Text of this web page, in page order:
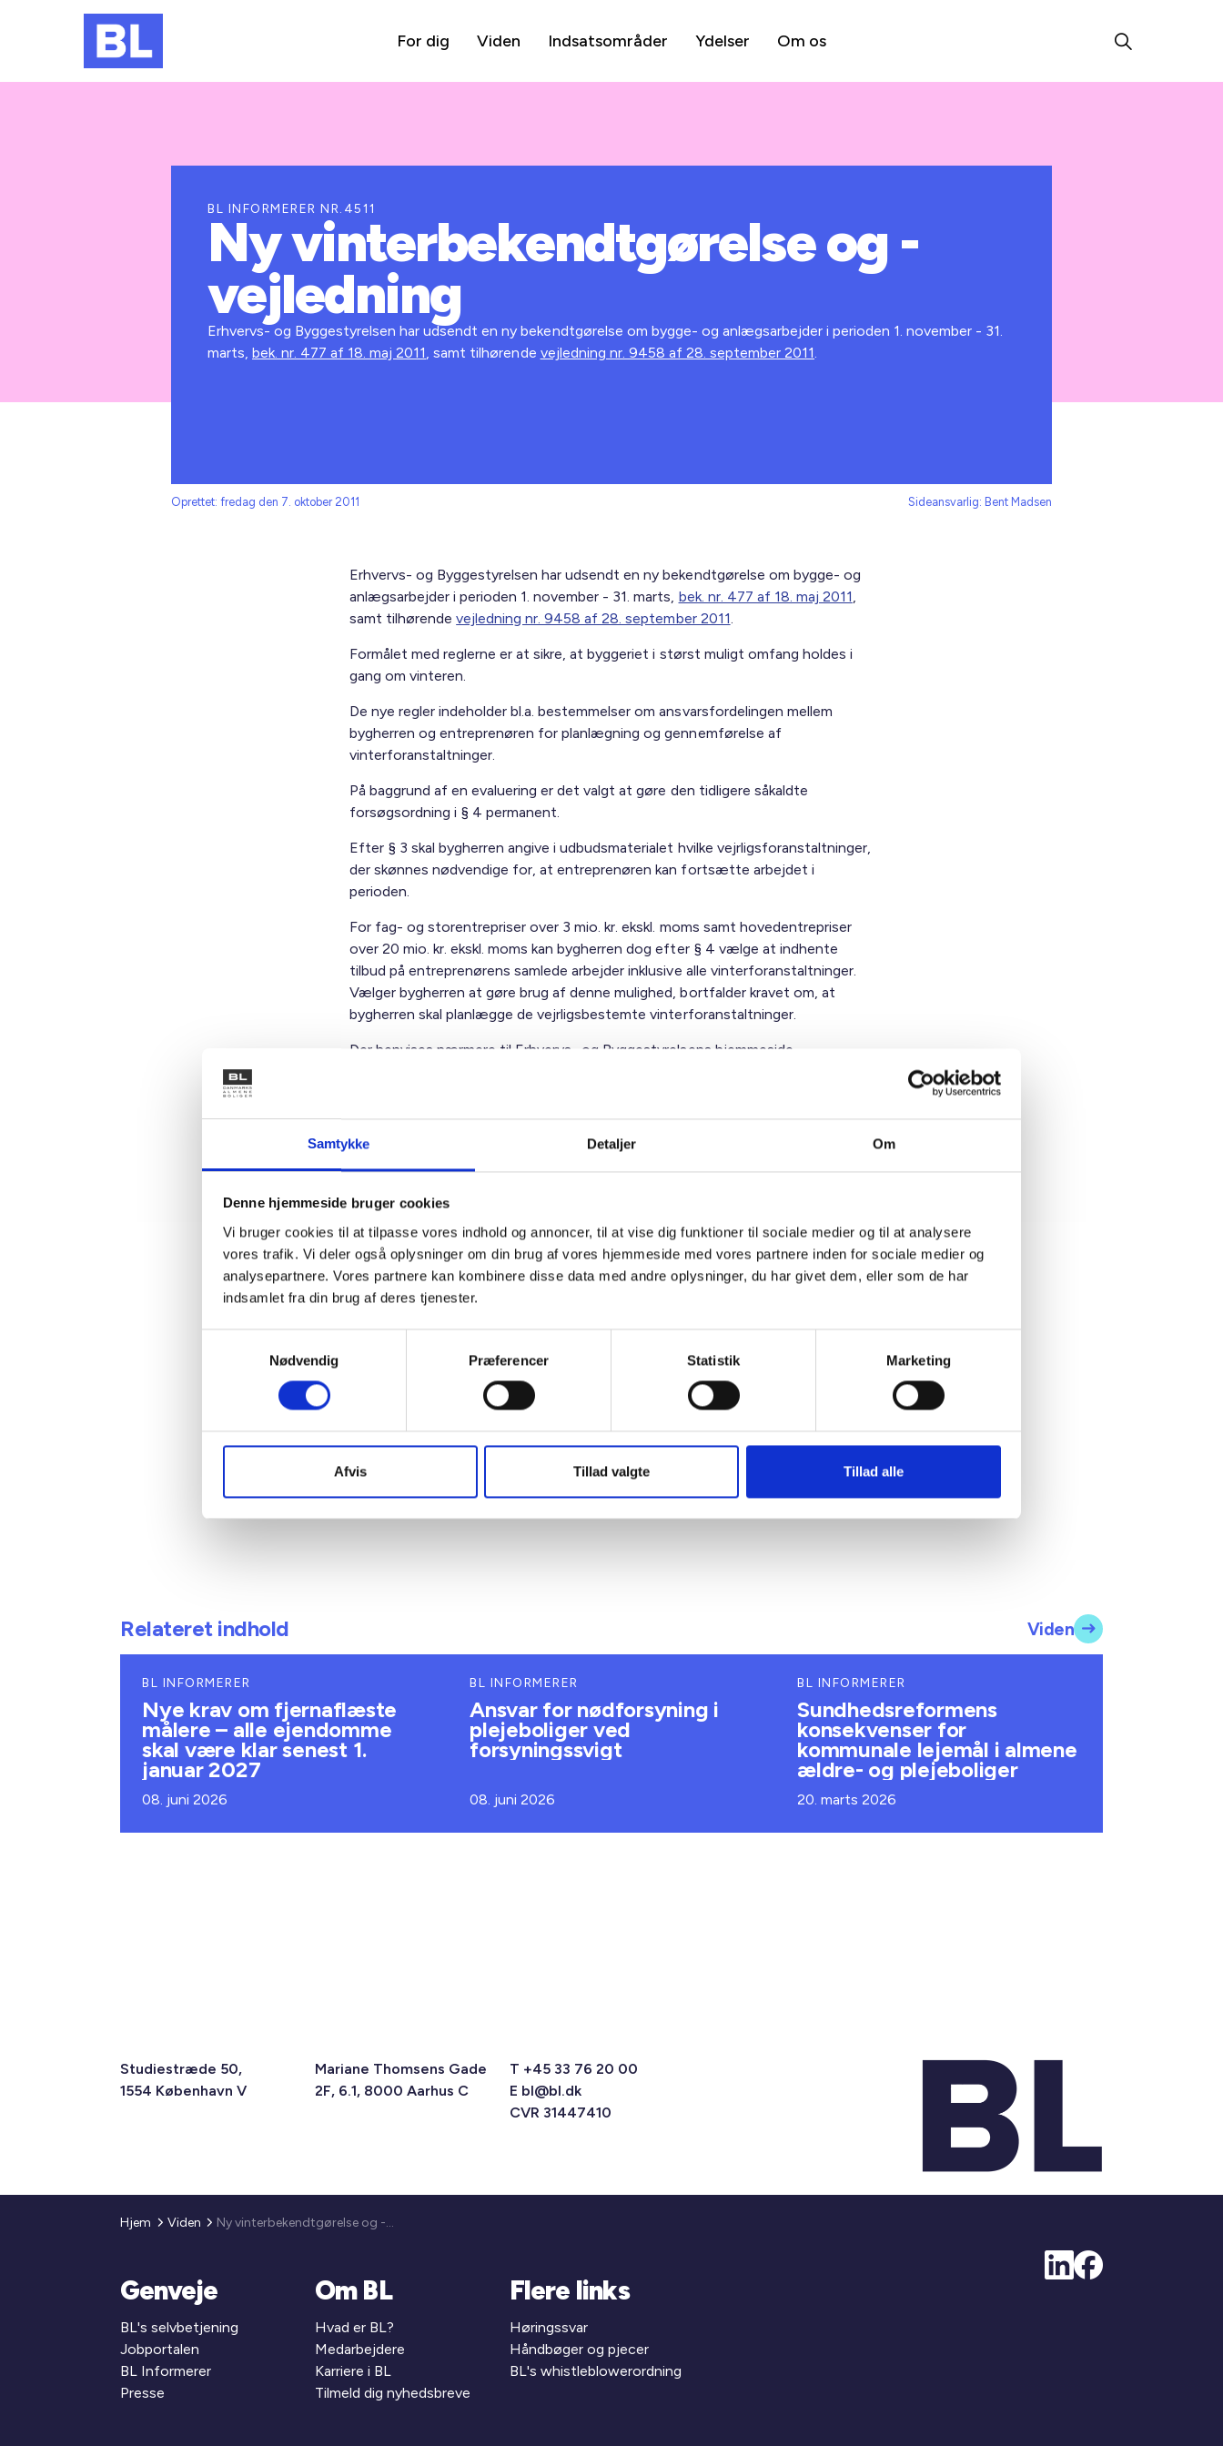
Samtykke Detaljer Om
Denne hjemmeside bruger cookies
Vi bruger cookies til at tilpasse vores indhold og annoncer, til at vise dig funktioner til sociale medier og til at analysere
vores trafik. Vi deler også oplysninger om din brug af vores hjemmeside med vores partnere inden for sociale medier og
analysepartnere. Vores partnere kan kombinere disse data med andre oplysninger, du har givet dem, eller som de har
indsamlet fra din brug af deres tjenester.
Nødvendig
Præferencer Statistik Marketing
Afvis Tillad valgte Tillad alle
For dig Viden Indsatsområder Ydelser Om os
BL INFORMERER NR.4511
Ny vinterbekendtgørelse og -
vejledning
Erhvervs- og Byggestyrelsen har udsendt en ny bekendtgørelse om bygge- og anlægsarbejder i perioden 1. november - 31.
marts,bek. nr. 477 af 18. maj 2011, samt tilhørende vejledning nr. 9458 af 28. september 2011.
Oprettet: fredag den 7. oktober 2011 Sideansvarlig: Bent Madsen
Erhvervs- og Byggestyrelsen har udsendt en ny bekendtgørelse om bygge- og
anlægsarbejder i perioden 1. november - 31. marts, bek. nr. 477 af 18. maj 2011,
samt tilhørendevejledning nr. 9458 af 28. september 2011.
Formålet med reglerne er at sikre, at byggeriet i størst muligt omfang holdes i
gang om vinteren.
De nye regler indeholder bl.a. bestemmelser om ansvarsfordelingen mellem
bygherren og entreprenøren for planlægning og gennemførelse af
vinterforanstaltninger.
På baggrund af en evaluering er det valgt at gøre den tidligere såkaldte
forsøgsordning i § 4 permanent.
Efter § 3 skal bygherren angive i udbudsmaterialet hvilke vejrligsforanstaltninger,
der skønnes nødvendige for, at entreprenøren kan fortsætte arbejdet i
perioden.
For fag- og storentrepriser over 3 mio. kr. ekskl. moms samt hovedentrepriser
over 20 mio. kr. ekskl. moms kan bygherren dog efter § 4 vælge at indhente
tilbud på entreprenørens samlede arbejder inklusive alle vinterforanstaltninger.
Vælger bygherren at gøre brug af denne mulighed, bortfalder kravet om, at
bygherren skal planlægge de vejrligsbestemte vinterforanstaltninger.
Der henvises nærmere til Erhvervs- og Byggestyrelsens hjemmeside.
Med venlig hilsen
Kontakt
Bent Madsen
Relateret indhold Viden
BL INFORMERER
Nye krav om fjernaflæste
målere – alle ejendomme
skal være klar senest 1.
januar 2027
08. juni 2026
BL INFORMERER
Ansvar for nødforsyning i
plejeboliger ved
forsyningssvigt
08. juni 2026
BL INFORMERER
Sundhedsreformens
konsekvenser for
kommunale lejemål i almene
ældre- og plejeboliger
20. marts 2026
Studiestræde 50,
1554 København V
Mariane Thomsens Gade
2F, 6.1, 8000 Aarhus C
T +45 33 76 20 00
E bl@bl.dk
CVR 31447410
Hjem Viden Ny vinterbekendtgørelse og -vejledning
Genveje
BL's selvbetjening
Jobportalen
BL Informerer
Presse
Om BL
Hvad er BL?
Medarbejdere
Karriere i BL
Tilmeld dig nyhedsbreve
Flere links
Høringssvar
Håndbøger og pjecer
BL's whistleblowerordning